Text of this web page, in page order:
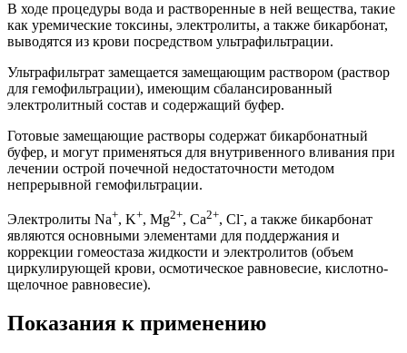
В ходе процедуры вода и растворенные в ней вещества, такие
как уремические токсины, электролиты, а также бикарбонат,
выводятся из крови посредством ультрафильтрации.
Ультрафильтрат замещается замещающим раствором (раствор
для гемофильтрации), имеющим сбалансированный
электролитный состав и содержащий буфер.
Готовые замещающие растворы содержат бикарбонатный
буфер, и могут применяться для внутривенного вливания при
лечении острой почечной недостаточности методом
непрерывной гемофильтрации.
Электролиты Na+, K+, Mg2+, Са2+, Сl-, а также бикарбонат
являются основными элементами для поддержания и
коррекции гомеостаза жидкости и электролитов (объем
циркулирующей крови, осмотическое равновесие, кислотно-
щелочное равновесие).
Показания к применению